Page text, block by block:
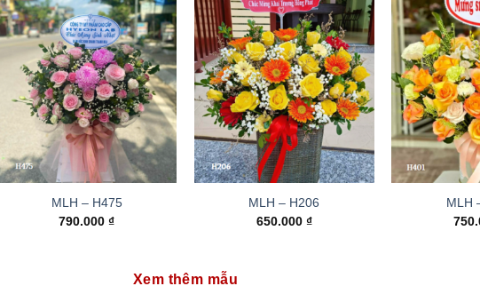
MLH – H475
790.000₫
MLH – H206
650.000 ₫
MLH
Xem thêm mẫu